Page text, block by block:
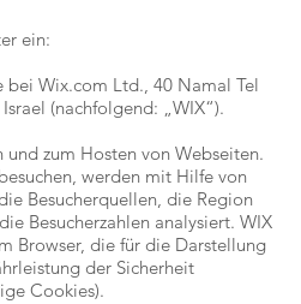
ein:
bei Wix.com Ltd., 40 Namal Tel
(nachfolgend: „WIX“).
und zum Hosten von Webseiten.
werden mit Hilfe von
Besucherquellen, die Region
Besucherzahlen analysiert. WIX
Browser, die für die Darstellung
der Sicherheit
Cookies).